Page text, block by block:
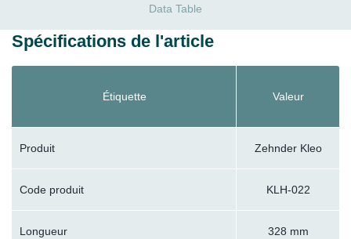
Data Table
Spécifications de l'article
Étiquette Valeur
Produit Zehnder Kleo
Code produit KLH-022
Longueur 328 mm